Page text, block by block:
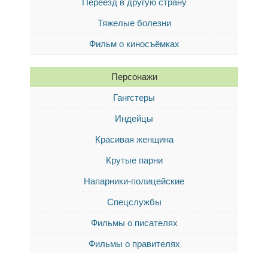
Переезд в другую страну
Тяжелые болезни
Фильм о киносъёмках
Персонажи
Гангстеры
Индейцы
Красивая женщина
Крутые парни
Напарники-полицейские
Спецслужбы
Фильмы о писателях
Фильмы о правителях